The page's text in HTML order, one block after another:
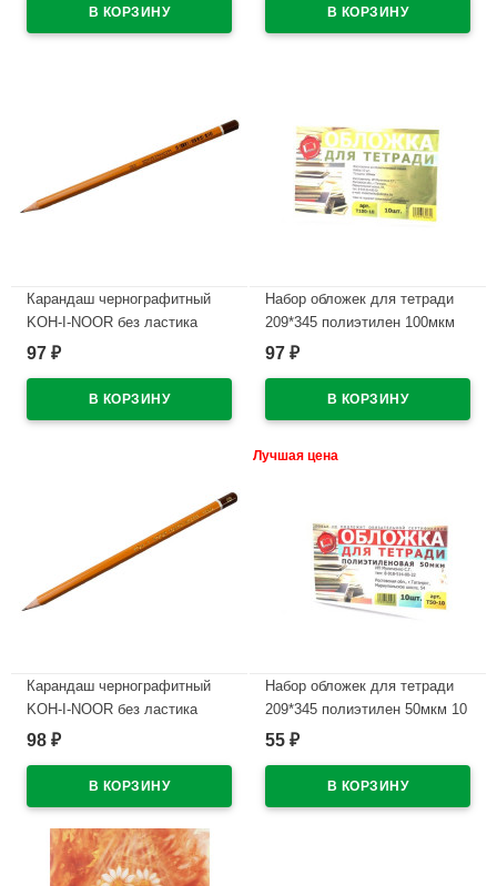
Карандаш чернографитный
KOH-I-NOOR без ластика
арт.1500 2Н
97 ₽
Набор обложек для тетради
209*345 полиэтилен 100мкм
10 штук в наборе арт Т100-10
97 ₽
Карандаш чернографитный
KOH-I-NOOR без ластика
арт.1500 8В
98 ₽
Лучшая цена
Набор обложек для тетради
209*345 полиэтилен 50мкм 10
штук в наборе арт Т50-10
55 ₽